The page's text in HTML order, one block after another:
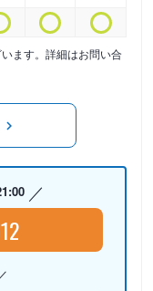
ます。詳細はお問い合